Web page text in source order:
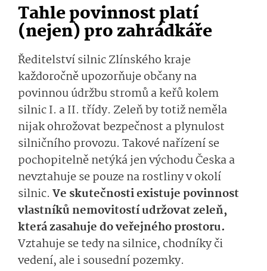
Tahle povinnost platí
(nejen) pro zahrádkáře
Ředitelství silnic Zlínského kraje
každoročně upozorňuje občany na
povinnou údržbu stromů a keřů kolem
silnic I. a II. třídy. Zeleň by totiž neměla
nijak ohrožovat bezpečnost a plynulost
silničního provozu. Takové nařízení se
pochopitelně netýká jen východu Česka a
nevztahuje se pouze na rostliny v okolí
silnic. Ve skutečnosti existuje povinnost
vlastníků nemovitostí udržovat zeleň,
která zasahuje do veřejného prostoru.
Vztahuje se tedy na silnice, chodníky či
vedení, ale i sousední pozemky.